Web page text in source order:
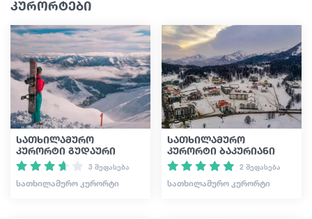
კურორტები
სათხილამურო
კურორტი გუდაური
3 შეფასება
ᲡᲐᲗᲮᲘᲚᲐᲛᲣᲠᲝ ᲙᲣᲠᲝᲠᲢᲘ
სათხილამურო
კურორტი ბაკურიანი
2 შეფასება
ᲡᲐᲗᲮᲘᲚᲐᲛᲣᲠᲝ ᲙᲣᲠᲝᲠᲢᲘ